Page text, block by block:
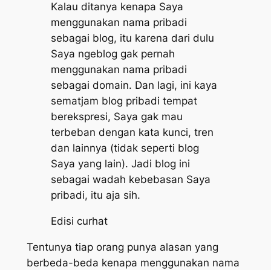
Kalau ditanya kenapa Saya
menggunakan nama pribadi
sebagai blog, itu karena dari dulu
Saya ngeblog gak pernah
menggunakan nama pribadi
sebagai domain. Dan lagi, ini kaya
sematjam blog pribadi tempat
berekspresi, Saya gak mau
terbeban dengan kata kunci, tren
dan lainnya (tidak seperti blog
Saya yang lain). Jadi blog ini
sebagai wadah kebebasan Saya
pribadi, itu aja sih.
Edisi curhat
Tentunya tiap orang punya alasan yang
berbeda-beda kenapa menggunakan nama